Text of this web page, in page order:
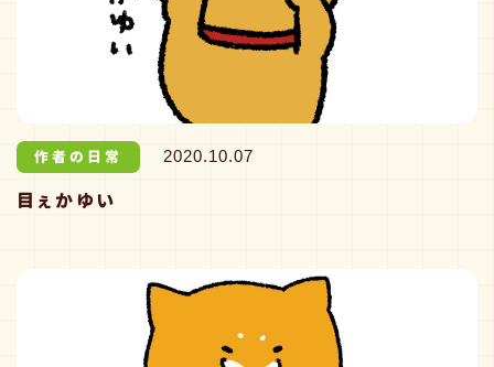
作者の日常 2020.10.07
目ぇかゆい